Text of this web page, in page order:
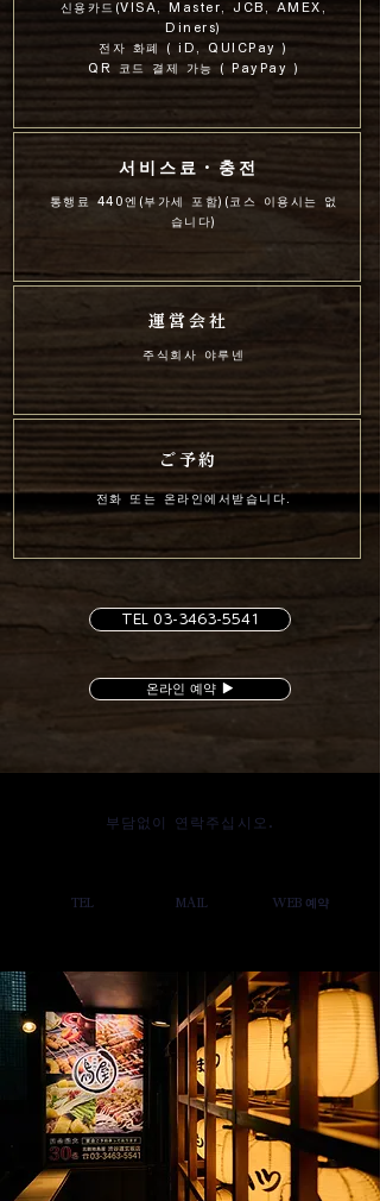
신용카드(VISA, Master, JCB, AMEX,
Diners)
전자 화폐 ( iD, QUICPay )
QR 코드 결제 가능 ( PayPay )
서비스료・충전
통행료 440엔(부가세 포함)(코스 이용시는 없
습니다)
運営会社
주식회사 야루넨
ご予約
전화 또는 온라인에서받습니다.
TEL 03-3463-5541
온라인 예약 ▶︎
부담없이 연락주십시오.
TEL MAIL WEB 예약